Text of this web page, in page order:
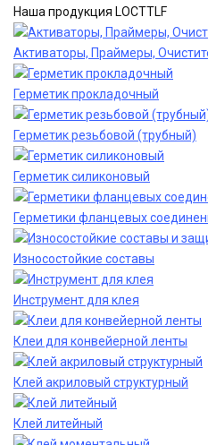
Наша продукция LOCTTLF
Активаторы, Праймеры,
Герметик прокладочный
Герметик резьбовой (трубный)
Герметик силиконовый
Герметики фланцевых
Износостойкие составы
Инструмент для клея
Клеи для конвейерной ленты
Клей акриловый структурный
Клей литейный